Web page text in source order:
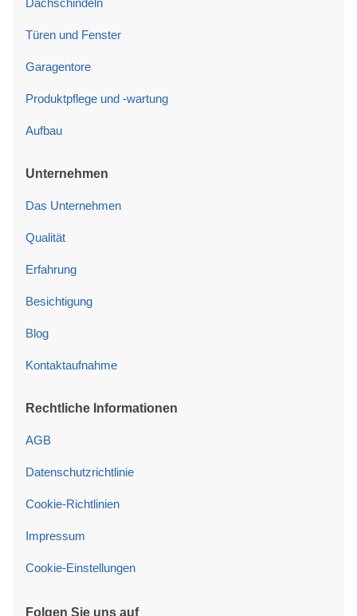
Dachschindeln
Türen und Fenster
Garagentore
Produktpflege und -wartung
Aufbau
Unternehmen
Das Unternehmen
Qualität
Erfahrung
Besichtigung
Blog
Kontaktaufnahme
Rechtliche Informationen
AGB
Datenschutzrichtlinie
Cookie-Richtlinien
Impressum
Cookie-Einstellungen
Folgen Sie uns auf